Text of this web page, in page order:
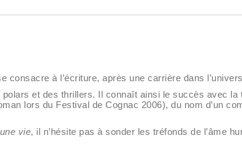
consacre à l’écriture, après une carrière dans
et des thrillers. Il connaît ainsi le succès avec la
lors du Festival de Cognac 2006), du nom d’un
vie, il n’hésite pas à sonder les tréfonds de l’âme